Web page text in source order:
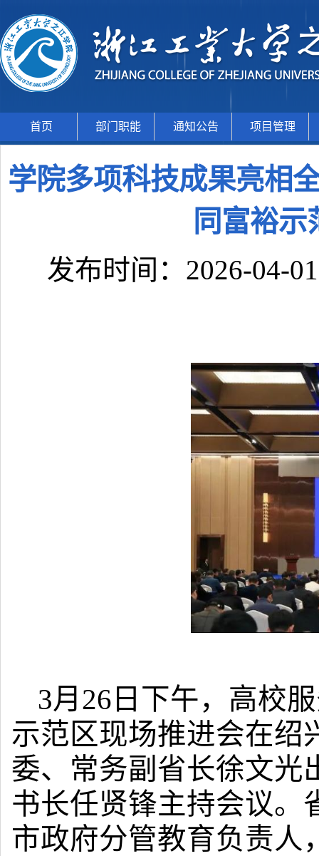
首页 部门职能 通知公告 项目管理
学院多项科技成果亮相
同富裕
发布时间：2026-04-
3月26日下午，高校
示范区现场推进会在绍
委、常务副省长徐文光
书长任贤锋主持会议。
市政府分管教育负责人